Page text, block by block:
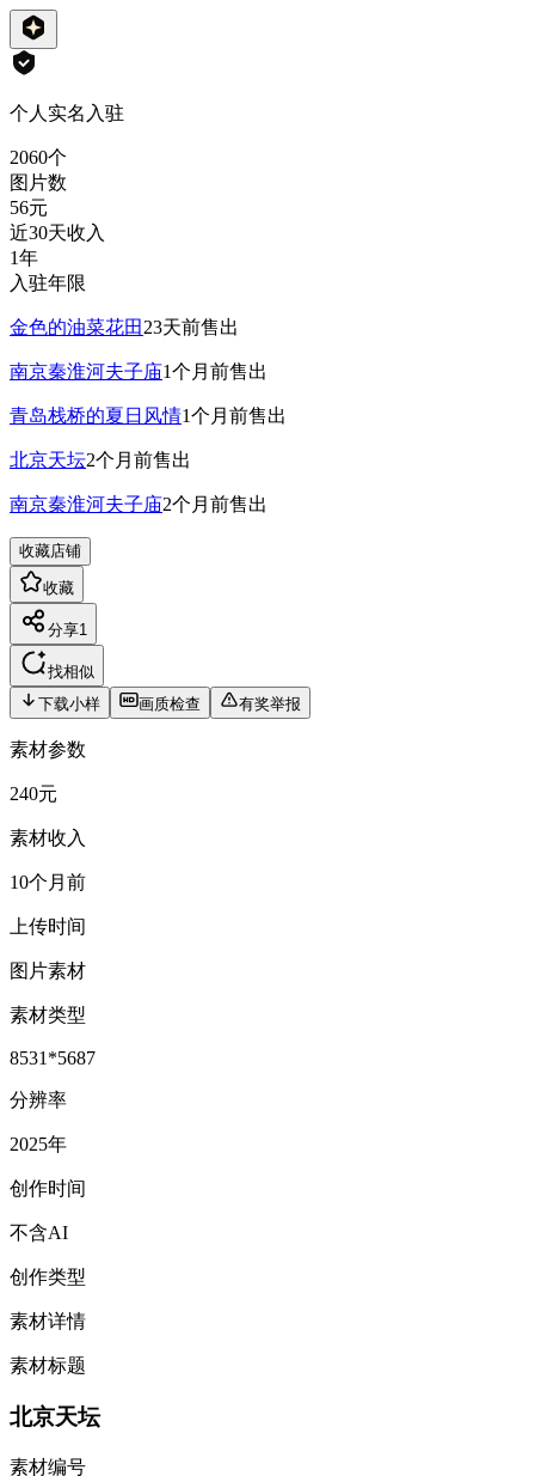
个人实名入驻
2060个
图片数
56元
近30天收入
1年
入驻年限
金色的油菜花田 23天前售出
南京秦淮河夫子庙1个月前售出
青岛栈桥的夏日风情1个月前售出
北京天坛2个月前售出
南京秦淮河夫子庙2个月前售出
收藏店铺
收藏
分享1
找相似
下载小样
画质检查 有奖举报
素材参数
240元
素材收入
10个月前
上传时间
图片素材
素材类型
8531*5687
分辨率
2025年
创作时间
不含AI
创作类型
素材详情
素材标题
北京天坛
素材编号